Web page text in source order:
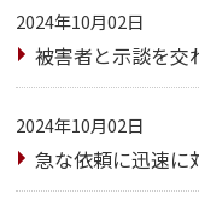
2024年10月02日
被害者と示談を交
2024年10月02日
急な依頼に迅速に